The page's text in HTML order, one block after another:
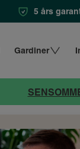
5 års
Gardiner